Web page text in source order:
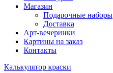
Магазин
Подарочные наборы
Доставка
Арт-вечеринки
Картины на заказ
Контакты
Калькулятор краски